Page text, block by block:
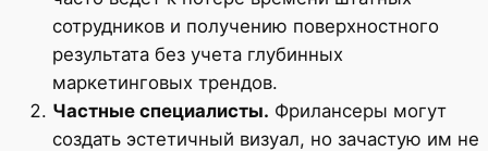
сотрудников и получению поверхностного
результата без учета глубинных
маркетинговых трендов.
Частные специалисты. Фрилансеры могут
создать эстетичный визуал, но зачастую им не